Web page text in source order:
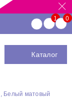
Каталог
Белый матовый